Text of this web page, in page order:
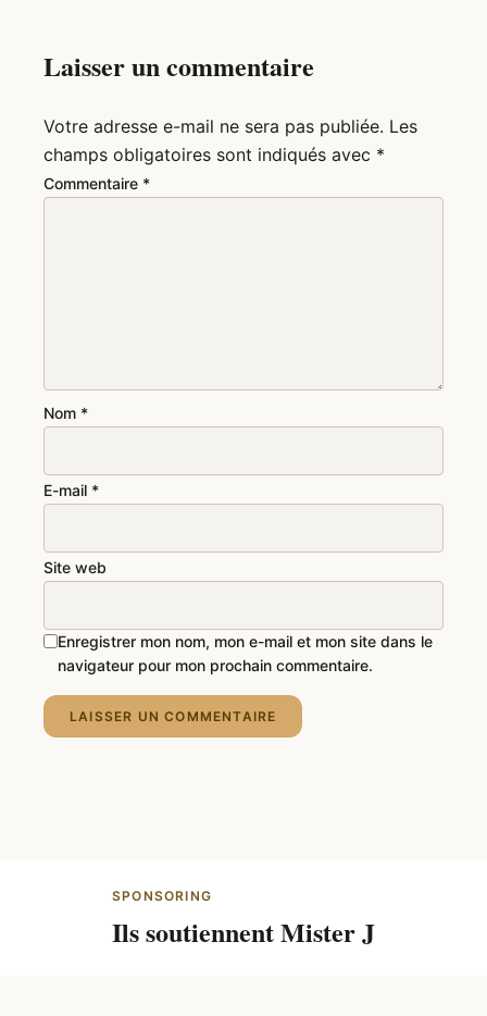
Laisser un commentaire
Votre adresse e-mail ne sera pas publiée. Les
champs obligatoires sont indiqués avec *
Commentaire *
Nom *
E-mail *
Site web
Enregistrer mon nom, mon e-mail et mon site dans le
navigateur pour mon prochain commentaire.
LAISSER UN COMMENTAIRE
SPONSORING
Ils soutiennent Mister J